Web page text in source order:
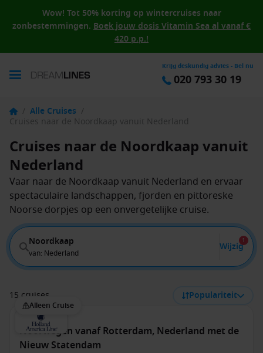
Wow! Tot 50% korting op wintercruises naar
zonbestemmingen. Boek jouw dosis Vitamin Sea al vanaf €
420 p.p.!
Krijg deskundig advies - Bel nu
020 793 30 19
/ Alle Cruises /
Cruises naar de Noordkaap vanuit Nederland
Cruises naar de Noordkaap vanuit
Nederland
Vaar naar de Noordkaap vanuit Nederland en ervaar
spectaculaire landschappen, fjorden en pittoreske
Noorse dorpjes op een onvergetelijke cruise.
Noordkaap
van: Nederland
Wijzig
1
15 cruises Populariteit
Alleen Cruise
Noorwegen vanaf Rotterdam, Nederland met de
Nieuw Statendam